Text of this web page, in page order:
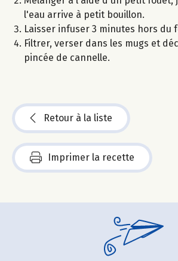
l'eau arrive à petit bouillon.
Laisser infuser 3 minutes hors du
Filtrer, verser dans les mugs et
pincée de cannelle.
Retour à la liste
Imprimer la recette